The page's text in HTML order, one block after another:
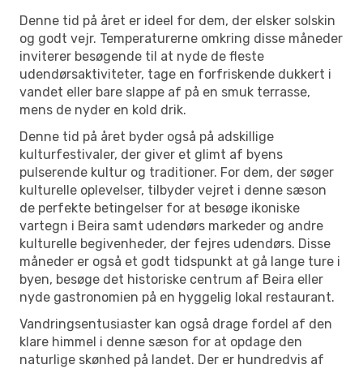
Denne tid på året er ideel for dem, der elsker solskin
og godt vejr. Temperaturerne omkring disse måneder
inviterer besøgende til at nyde de fleste
udendørsaktiviteter, tage en forfriskende dukkert i
vandet eller bare slappe af på en smuk terrasse,
mens de nyder en kold drik.
Denne tid på året byder også på adskillige
kulturfestivaler, der giver et glimt af byens
pulserende kultur og traditioner. For dem, der søger
kulturelle oplevelser, tilbyder vejret i denne sæson
de perfekte betingelser for at besøge ikoniske
vartegn i Beira samt udendørs markeder og andre
kulturelle begivenheder, der fejres udendørs. Disse
måneder er også et godt tidspunkt at gå lange ture i
byen, besøge det historiske centrum af Beira eller
nyde gastronomien på en hyggelig lokal restaurant.
Vandringsentusiaster kan også drage fordel af den
klare himmel i denne sæson for at opdage den
naturlige skønhed på landet. Der er hundredvis af